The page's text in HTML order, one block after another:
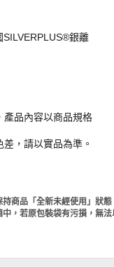
SILVERPLUS®銀離
產品內容以商品規格
請以實品為準。
商品「全新未經使用」狀
，若原包裝袋有污損，無